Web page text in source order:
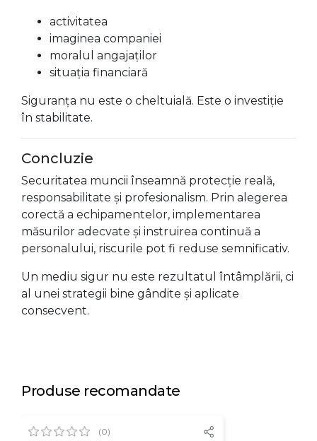
activitatea
imaginea companiei
moralul angajaților
situația financiară
Siguranța nu este o cheltuială. Este o investiție
în stabilitate.
Concluzie
Securitatea muncii înseamnă protecție reală,
responsabilitate și profesionalism. Prin alegerea
corectă a echipamentelor, implementarea
măsurilor adecvate și instruirea continuă a
personalului, riscurile pot fi reduse semnificativ.
Un mediu sigur nu este rezultatul întâmplării, ci
al unei strategii bine gândite și aplicate
consecvent.
Produse recomandate
(0)